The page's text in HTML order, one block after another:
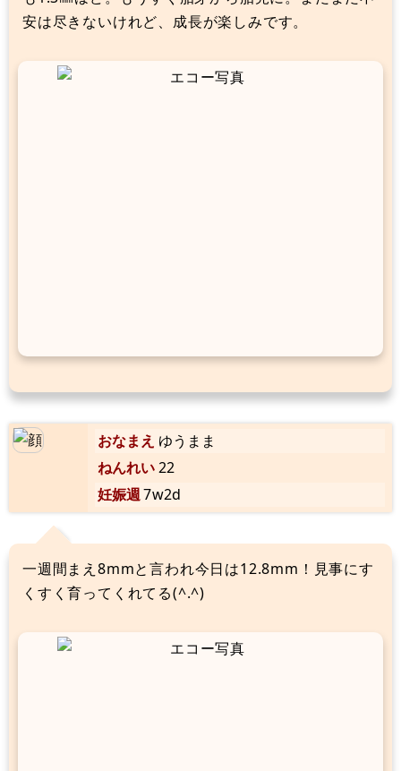
安は尽きないけれど、成長が楽しみです。
おなまえ ゆうまま
ねんれい22
妊娠週7w2d
一週間まえ8mmと言われ今日は12.8mm！見事にす
くすく育ってくれてる(^.^)